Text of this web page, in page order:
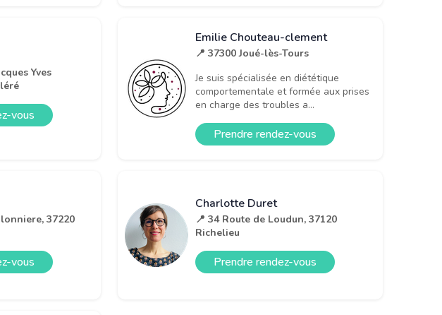
Yves
vous
Emilie Chouteau-clement
📍 37300 Joué-lès-Tours
Je suis spécialisée en diététique
comportementale et formée aux prises
en charge des troubles a...
Prendre rendez-vous
37220
vous
Charlotte Duret
📍 34 Route de Loudun, 37120
Richelieu
Prendre rendez-vous